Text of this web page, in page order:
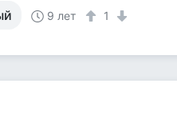
9 лет 1